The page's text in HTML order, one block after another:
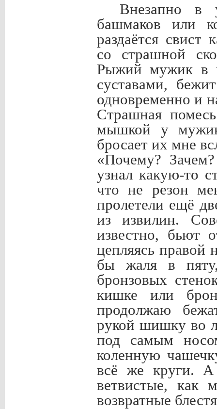
Внезапно в
башмаков или
раздаётся свист
со страшной
Рыжий мужик в
суставами,
одновременно и
Страшная
мышкой у
бросает их мне
«Почему?
узнал какую-то
что не резон
пролетели ещё
из извилин.
известно, бьют
цепляясь правой
бы жаля в
бронзовых
кишке или
продолжаю
рукой шишку во
под самым
коленную
всё же круги.
ветвистые, как
возвратные